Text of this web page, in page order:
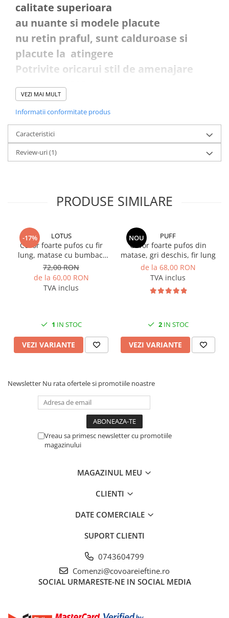
calitate superioara
au nuante si modele placute
nu retin praful, sunt calduroase si
placute la atingere
Potrivite oricarui stil de amenajare
Greutate 3500 gr/mp
Inaltime fir 40 mm
Fabricat in Turcia
Calitatea intai
100% Polipropilena
DIFERENTE DE NUANTE!
VEZI MAI MULT
Informatii conformitate produs
Caracteristici
Review-uri(1)
PRODUSE SIMILARE
-17% LOTUS
Covor foarte pufos cu fir
lung, matase cu bumbac,
roz
72,00 RON
de la 60,00 RON
TVA inclus
1 IN STOC
VEZI VARIANTE
NOU PUFF
Covor foarte pufos din
matase, gri deschis, fir lung
de la 68,00 RON
TVA inclus
2IN STOC
VEZI VARIANTE
Newsletter Nu rata ofertele si promotiile noastre
Vreau sa primesc newsletter cu promotiile
magazinului
MAGAZINUL MEU
CLIENTI
DATE COMERCIALE
SUPORT CLIENTI
0743604799
Comenzi@covoareieftine.ro
SOCIAL URMARESTE-NE IN SOCIAL MEDIA